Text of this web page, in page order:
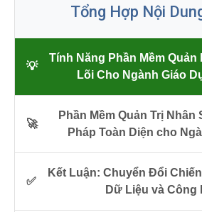
Tổng Hợp Nội
💡
Tính Năng Phần Mềm
Lõi Cho Ngành Giáo
🚀
Phần Mềm Quản Trị Nhân
Pháp Toàn Diện cho
✅
Kết Luận: Chuyển Đổi
Dữ Liệu và Công